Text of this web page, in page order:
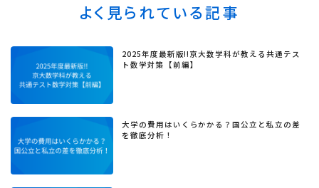
よく見られている記事
2025年度最新版!!京大数学科が教える共通テス
ト数学対策【前編】
大学の費用はいくらかかる？国公立と私立の差
を徹底分析！